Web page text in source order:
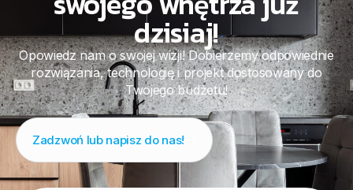
dzisiaj!
Opowiedz nam o swojej wizji! Dobierzemy odpowiednie
rozwiązania, technologię i projekt dostosowany do
Twojego budżetu!
Zadzwoń lub napisz do nas!